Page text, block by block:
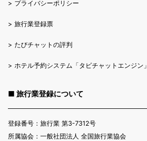
> プライバシーポリシー
> 旅行業登録票
> たびチャットの評判
> ホテル予約システム「タビチャットエンジン」
■ 旅行業登録について
登録番号：旅行業 第3-7312号
所属協会：一般社団法人 全国旅行業協会